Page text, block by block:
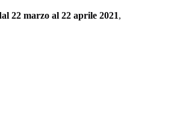
22 marzo al 22 aprile 2021,